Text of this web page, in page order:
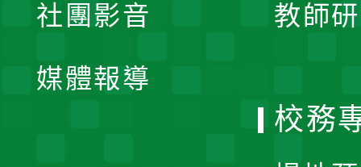
教師
社團影音
媒體報導
校務